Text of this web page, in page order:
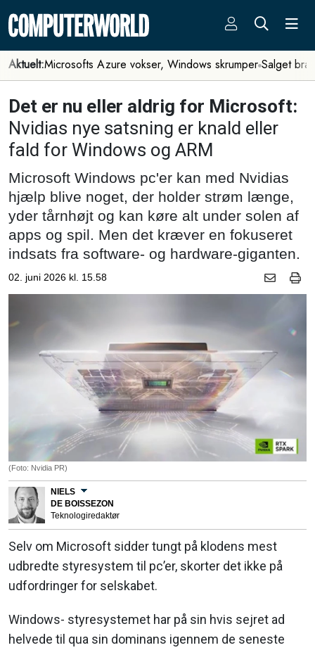
Aktuelt:Microsofts Azure vokser, Windows skrumper Salget
Det er nu eller aldrig for Microsoft:
Nvidias nye satsning er knald eller
fald for Windows og ARM
Microsoft Windows pc'er kan med Nvidias
hjælp blive noget, der holder strøm længe,
yder tårnhøjt og kan køre alt under solen af
apps og spil. Men det kræver en fokuseret
indsats fra software- og hardware-giganten.
02. juni 2026 kl. 15.58
(Foto: Nvidia PR)
NIELS
DE BOISSEZON
Teknologiredaktør
Selv om Microsoft sidder tungt på klodens mest
udbredte styresystem til pc’er, skorter det ikke på
udfordringer for selskabet.
Windows- styresystemet har på sin hvis sejret ad
helvede til qua sin dominans igennem de seneste